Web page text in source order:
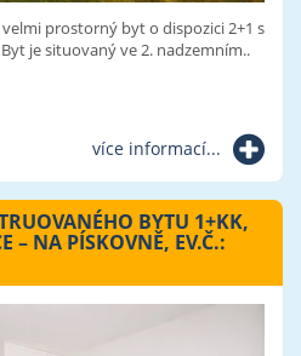
prostorný byt o dispozici 2+1 s
je situovaný ve 2. nadzemním..
více informací...
BYTU 1+KK,
– NA PÍSKOVNĚ, EV.Č.: